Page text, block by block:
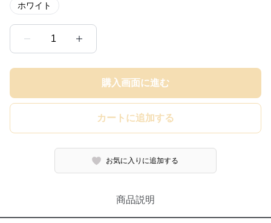
ホワイト
1
購入画面に進む
カートに追加する
お気に入りに追加する
商品説明